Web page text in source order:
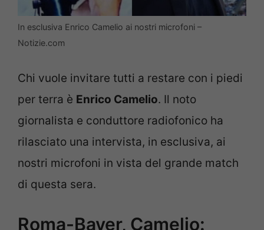
In esclusiva Enrico Camelio ai nostri microfoni –
Notizie.com
Chi vuole invitare tutti a restare con i piedi
per terra è Enrico Camelio. Il noto
giornalista e conduttore radiofonico ha
rilasciato una intervista, in esclusiva, ai
nostri microfoni in vista del grande match
di questa sera.
Roma-Bayer, Camelio: